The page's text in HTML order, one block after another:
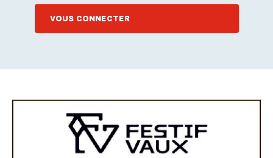
VOUS CONNECTER